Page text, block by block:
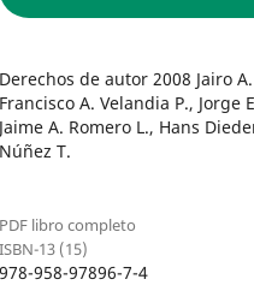
Derechos de autor 2008 Jairo
Francisco A. Velandia P., Jorge
Jaime A. Romero L., Hans
Núñez T.
PDF libro completo
ISBN-13 (15)
978-958-97896-7-4